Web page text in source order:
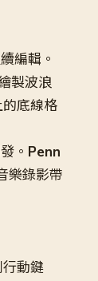
編輯。
製波浪
底線格
。 Penn
樂錄影帶
動鍵